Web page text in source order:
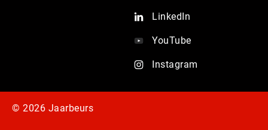
LinkedIn
YouTube
Instagram
© 2026 Jaarbeurs